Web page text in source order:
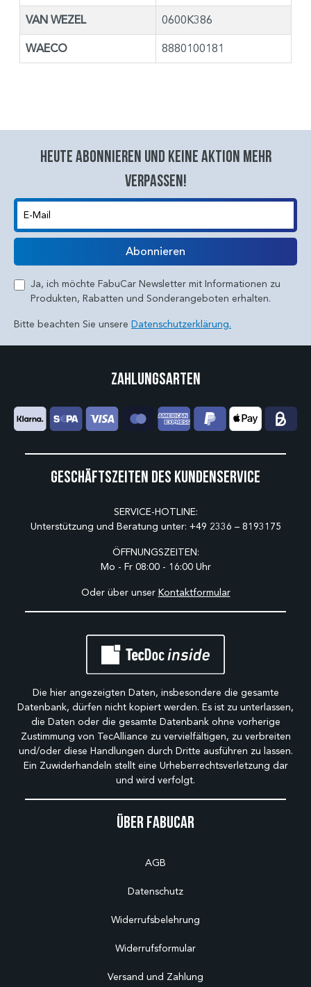
VAN WEZEL 0600K386
WAECO 8880100181
Heute abonnieren und keine aktion mehr
verpassen!
E-Mail
Abonnieren
Ja, ich möchte FabuCar Newsletter mit Informationen zu
Produkten, Rabatten und Sonderangeboten erhalten.
Bitte beachten Sie unsere Datenschutzerklärung.
Über Fabucar
AGB
Datenschutz
Widerrufsbelehrung
Widerrufsformular
Versand und Zahlung
Geschäftszeiten des Kundenservice
SERVICE-HOTLINE:
Unterstützung und Beratung unter: +49 2336 – 8193175
ÖFFNUNGSZEITEN:
Mo - Fr 08:00 - 16:00 Uhr
Oder über unser Kontaktformular
Zahlungsarten
Die hier angezeigten Daten, insbesondere die gesamte
Datenbank, dürfen nicht kopiert werden. Es ist zu unterlassen,
die Daten oder die gesamte Datenbank ohne vorherige
Zustimmung von TecAlliance zu vervielfältigen, zu verbreiten
und/oder diese Handlungen durch Dritte ausführen zu lassen.
Ein Zuwiderhandeln stellt eine Urheberrechtsverletzung dar
und wird verfolgt.